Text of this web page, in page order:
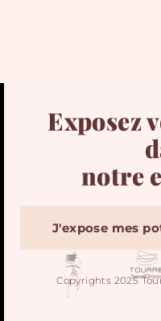
Exposez
notre
J'expose mes
Copyrights 2025